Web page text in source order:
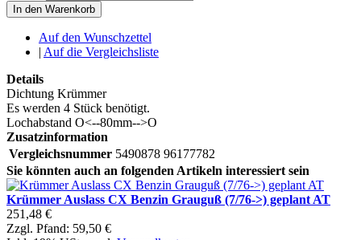
In den Warenkorb
Auf den Wunschzettel
| Auf die Vergleichsliste
Details
Dichtung Krümmer
Es werden 4 Stück benötigt.
Lochabstand O<--80mm-->O
Zusatzinformation
Vergleichsnummer 5490878 96177782
Sie könnten auch an folgenden Artikeln interessiert sein
Krümmer Auslass CX Benzin Grauguß (7/76->) geplant AT
251,48 €
Zzgl. Pfand: 59,50 €